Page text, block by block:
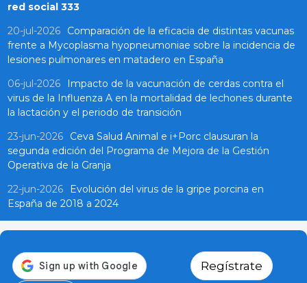
red social 333
20-jul-2026
Comparación de la eficacia de distintas vacunas
frente a Mycoplasma hyopneumoniae sobre la incidencia de
lesiones pulmonares en matadero en España
06-jul-2026
Impacto de la vacunación de cerdas contra el
virus de la Influenza A en la mortalidad de lechones durante
la lactación y el periodo de transición
23-jun-2026
Ceva Salud Animal e i+Porc clausuran la
segunda edición del Programa de Mejora de la Gestión
Operativa de la Granja
22-jun-2026
Evolución del virus de la gripe porcina en
España de 2018 a 2024
Regístrate